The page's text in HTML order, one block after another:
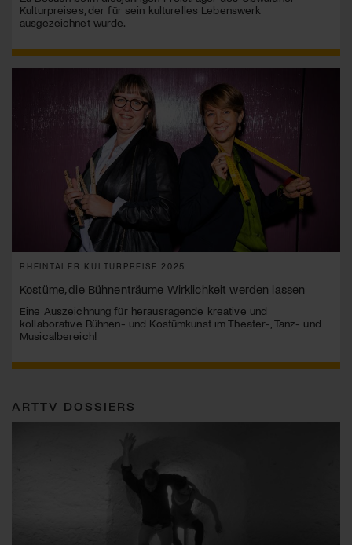
Kulturpreises, der für sein kulturelles Lebenswerk
ausgezeichnet wurde.
RHEINTALER KULTURPREISE 2025
Kostüme, die Bühnenträume Wirklichkeit werden lassen
Eine Auszeichnung für herausragende kreative und
kollaborative Bühnen- und Kostümkunst im Theater-, Tanz- und
Musicalbereich!
ARTTV DOSSIERS